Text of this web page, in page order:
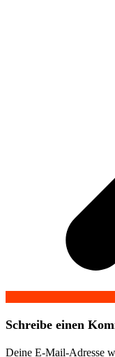
Schreibe einen
Deine E-Mail-Adresse